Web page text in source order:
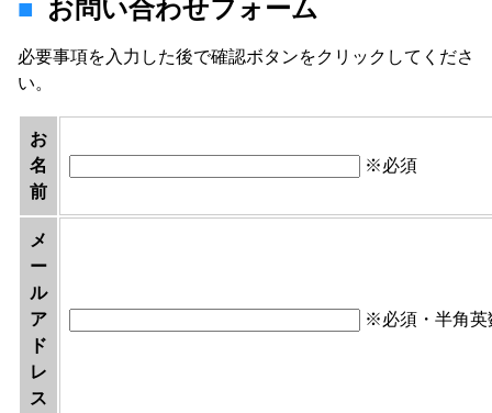
お問い合わせフォーム
必要事項を入力した後で確認ボタンをクリックしてくださ
い。
お
名
前
※必須
メ
ー
ル
ア
ド
レ
ス
※必須・半角英